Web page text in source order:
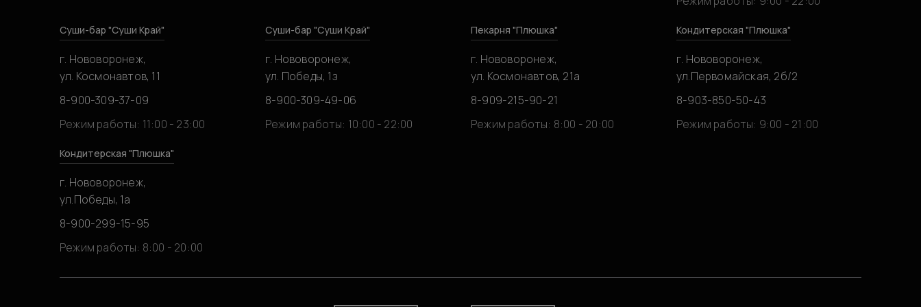
Суши-бар "Суши Край"
г. Нововоронеж,
ул. Космонавтов, 11
8-900-309-37-09
Режим работы: 11:00 - 23:00
Суши-бар "Суши Край"
г. Нововоронеж,
ул. Победы, 1з
8-900-309-49-06
Режим работы: 10:00 - 22:00
Пекарня "Плюшка"
г. Нововоронеж,
ул. Космонавтов, 21а
8-909-215-90-21
Режим работы: 8:00 - 20:00
Кондитерская "Плюшка"
г. Нововоронеж,
ул.Первомайская, 2б/2
8-903-850-50-43
Режим работы: 9:00 - 21:00
Кондитерская "Плюшка"
г. Нововоронеж,
ул.Победы, 1а
8-900-299-15-95
Режим работы: 8:00 - 20:00